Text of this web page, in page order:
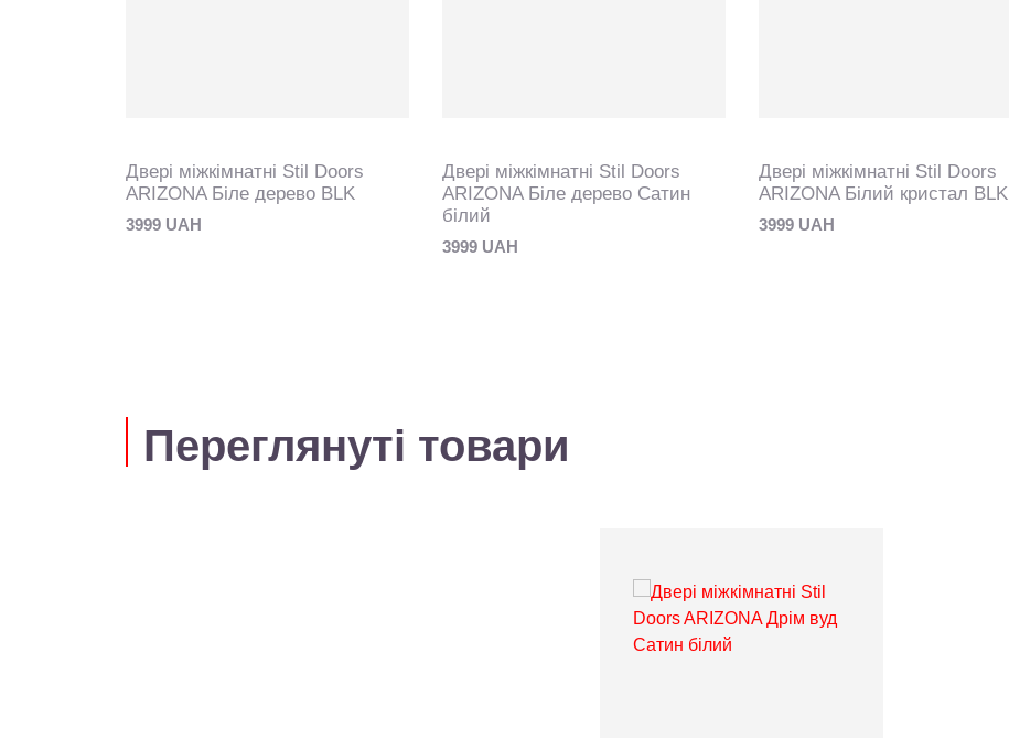
Двері міжкімнатні Stil Doors
ARIZONA Біле дерево BLK
3999 UAH
Двері міжкімнатні Stil Doors
ARIZONA Біле дерево Сатин
білий
3999 UAH
Двері міжкімнатні Stil Doors
ARIZONA Білий кристал BLK
3999 UAH
Переглянуті товари